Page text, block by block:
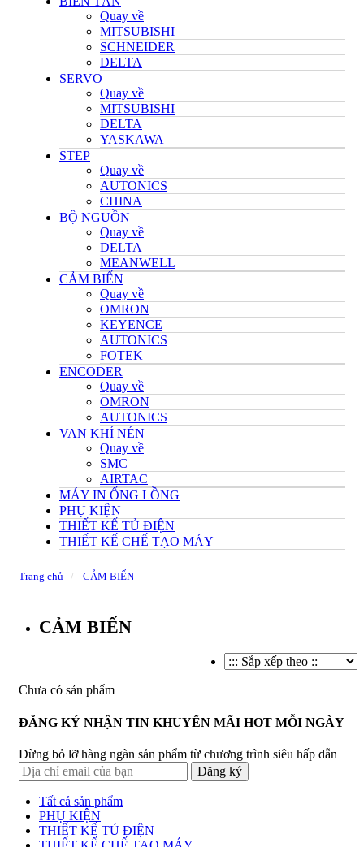
Quay về
MITSUBISHI
SCHNEIDER
DELTA
SERVO
Quay về
MITSUBISHI
DELTA
YASKAWA
STEP
Quay về
AUTONICS
CHINA
BỘ NGUỒN
Quay về
DELTA
MEANWELL
CẢM BIẾN
Quay về
OMRON
KEYENCE
AUTONICS
FOTEK
ENCODER
Quay về
OMRON
AUTONICS
VAN KHÍ NÉN
Quay về
SMC
AIRTAC
MÁY IN ỐNG LỒNG
PHỤ KIỆN
THIẾT KẾ TỦ ĐIỆN
THIẾT KẾ CHẾ TẠO MÁY
Trang chủ CẢM BIẾN
CẢM BIẾN
Chưa có sản phẩm
ĐĂNG KÝ NHẬN TIN KHUYẾN MÃI HOT MỖI NGÀY
Đừng bỏ lỡ hàng ngàn sản phẩm từ chương trình siêu hấp dẫn
Tất cả sản phẩm
PHỤ KIỆN
THIẾT KẾ TỦ ĐIỆN